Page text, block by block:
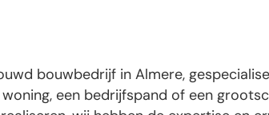
bouwbedrijf in Almere,
een bedrijfspand of een